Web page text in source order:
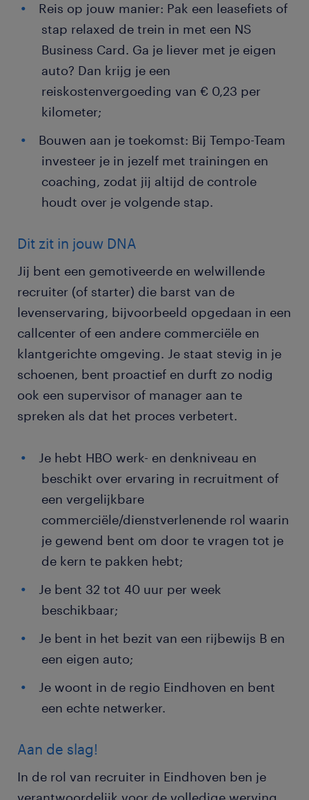
Reis op jouw manier: Pak een leasefiets of
stap relaxed de trein in met een NS
Business Card. Ga je liever met je eigen
auto? Dan krijg je een
reiskostenvergoeding van € 0,23 per
kilometer;
Bouwen aan je toekomst: Bij Tempo-Team
investeer je in jezelf met trainingen en
coaching, zodat jij altijd de controle
houdt over je volgende stap.
Dit zit in jouw DNA
Jij bent een gemotiveerde en welwillende
recruiter (of starter) die barst van de
levenservaring, bijvoorbeeld opgedaan in een
callcenter of een andere commerciële en
klantgerichte omgeving. Je staat stevig in je
schoenen, bent proactief en durft zo nodig
ook een supervisor of manager aan te
spreken als dat het proces verbetert.
Je hebt HBO werk- en denkniveau en
beschikt over ervaring in recruitment of
een vergelijkbare
commerciële/dienstverlenende rol waarin
je gewend bent om door te vragen tot je
de kern te pakken hebt;
Je bent 32 tot 40 uur per week
beschikbaar;
Je bent in het bezit van een rijbewijs B en
een eigen auto;
Je woont in de regio Eindhoven en bent
een echte netwerker.
Aan de slag!
In de rol van recruiter in Eindhoven ben je